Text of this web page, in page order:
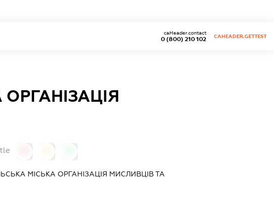
0 (800) 210 102
caHeader.contact
CAHEADER.GETTEST
МІСЬКА ОРГАНІЗАЦІЯ МИСЛИВЦІВ ТА